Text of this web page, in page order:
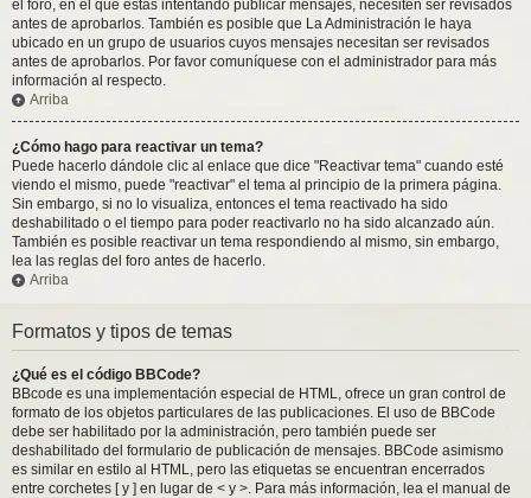
el foro, en el que estas intentando publicar mensajes, necesiten ser revisados
antes de aprobarlos. También es posible que La Administración le haya
ubicado en un grupo de usuarios cuyos mensajes necesitan ser revisados
antes de aprobarlos. Por favor comuníquese con el administrador para más
información al respecto.
Arriba
¿Cómo hago para reactivar un tema?
Puede hacerlo dándole clic al enlace que dice "Reactivar tema" cuando esté
viendo el mismo, puede "reactivar" el tema al principio de la primera página.
Sin embargo, si no lo visualiza, entonces el tema reactivado ha sido
deshabilitado o el tiempo para poder reactivarlo no ha sido alcanzado aún.
También es posible reactivar un tema respondiendo al mismo, sin embargo,
lea las reglas del foro antes de hacerlo.
Arriba
Formatos y tipos de temas
¿Qué es el código BBCode?
BBcode es una implementación especial de HTML, ofrece un gran control de
formato de los objetos particulares de las publicaciones. El uso de BBCode
debe ser habilitado por la administración, pero también puede ser
deshabilitado del formulario de publicación de mensajes. BBCode asimismo
es similar en estilo al HTML, pero las etiquetas se encuentran encerrados
entre corchetes [ y ] en lugar de < y >. Para más información, lea el manual de